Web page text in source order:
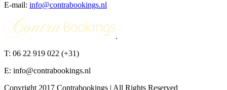
E-mail: info@contrabookings.nl
.
T: 06 22 919 022 (+31)
E: info@contrabookings.nl
Copyright 2017 Contrabookings | All Rights Reserved